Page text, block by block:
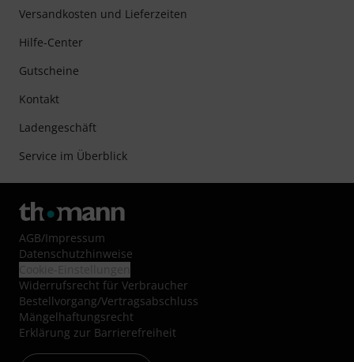
Versandkosten und Lieferzeiten
Hilfe-Center
Gutscheine
Kontakt
Ladengeschäft
Service im Überblick
AGB/Impressum
Datenschutzhinweise
Widerrufsrecht für Verbraucher
Bestellvorgang/Vertragsabschluss
Mängelhaftungsrecht
Erklärung zur Barrierefreiheit